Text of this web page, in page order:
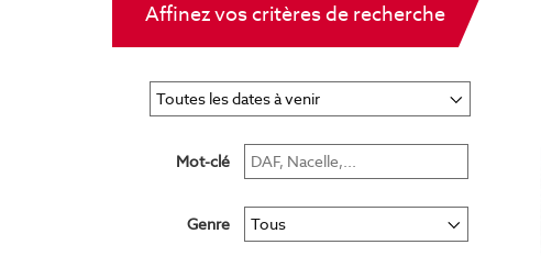
Affinez vos critères de recherche
Mot-clé
Genre